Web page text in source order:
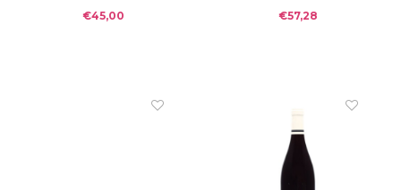
€45,00
€57,28